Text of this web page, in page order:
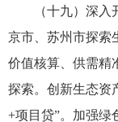
（十九）深入开
京市、苏州市探索
价值核算、供需精
探索。创新生态资
+项目贷”。加强绿